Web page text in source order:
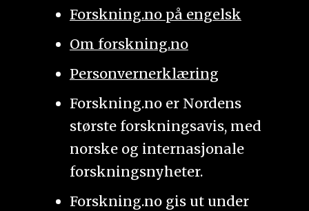
Forskning.no på engelsk
Om forskning.no
Personvernerklæring
Forskning.no er Nordens
største forskningsavis, med
norske og internasjonale
forskningsnyheter.
Forskning.no gis ut under